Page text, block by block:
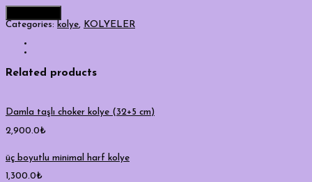
Categories: kolye, KOLYELER
Related products
Damla taşlı choker kolye (32+5 cm)
2,900.0₺
üç boyutlu minimal harf kolye
1,300.0₺